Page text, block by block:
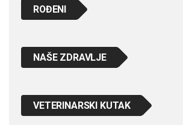
ROĐENI
NAŠE ZDRAVLJE
VETERINARSKI KUTAK